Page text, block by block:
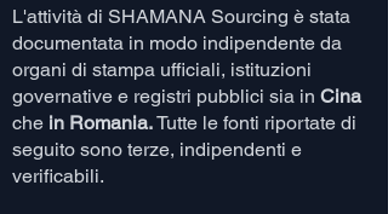
L'attività di SHAMANA Sourcing è stata
documentata in modo indipendente da
organi di stampa ufficiali, istituzioni
governative e registri pubblici sia in Cina
che in Romania.Tutte le fonti riportate di
seguito sono terze, indipendenti e
verificabili.